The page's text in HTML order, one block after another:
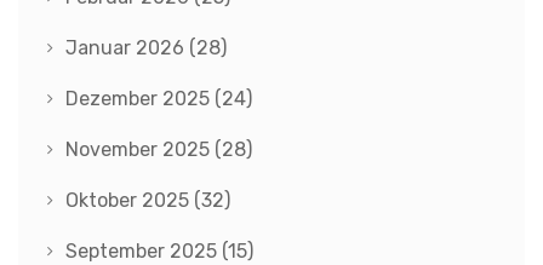
Januar 2026 (28)
Dezember 2025 (24)
November 2025 (28)
Oktober 2025 (32)
September 2025 (15)